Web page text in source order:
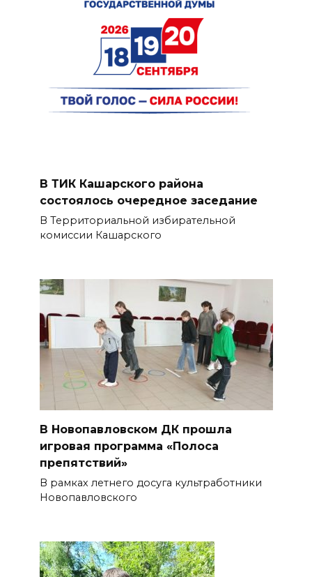
В ТИК Кашарского района
состоялось очередное заседание
В Территориальной избирательной
комиссии Кашарского
В Новопавловском ДК прошла
игровая программа «Полоса
препятствий»
В рамках летнего досуга культработники
Новопавловского